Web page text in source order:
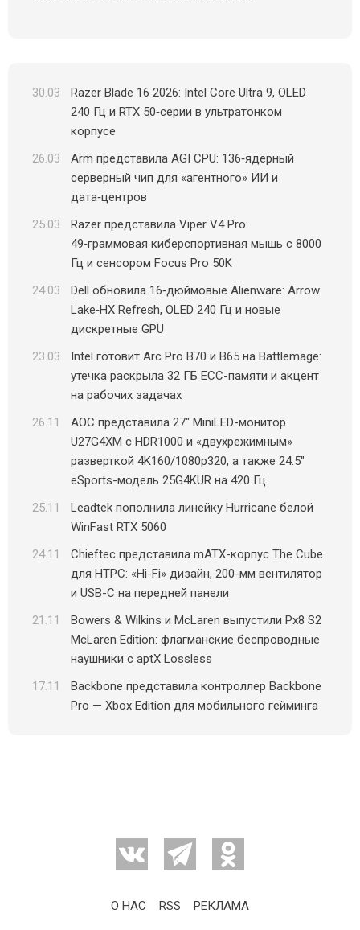
30.03
Razer Blade 16 2026: Intel Core Ultra 9, OLED
240 Гц и RTX 50‑серии в ультратонком
корпусе
26.03
Arm представила AGI CPU: 136‑ядерный
серверный чип для «агентного» ИИ и
дата‑центров
25.03
Razer представила Viper V4 Pro:
49‑граммовая киберспортивная мышь с 8000
Гц и сенсором Focus Pro 50K
24.03
Dell обновила 16‑дюймовые Alienware: Arrow
Lake‑HX Refresh, OLED 240 Гц и новые
дискретные GPU
23.03
Intel готовит Arc Pro B70 и B65 на Battlemage:
утечка раскрыла 32 ГБ ECC-памяти и акцент
на рабочих задачах
26.11
AOC представила 27″ MiniLED-монитор
U27G4XM с HDR1000 и «двухрежимным»
разверткой 4K160/1080p320, а также 24.5″
eSports-модель 25G4KUR на 420 Гц
25.11
Leadtek пополнила линейку Hurricane белой
WinFast RTX 5060
24.11
Chieftec представила mATX-корпус The Cube
для HTPC: «Hi-Fi» дизайн, 200-мм вентилятор
и USB-C на передней панели
21.11
Bowers & Wilkins и McLaren выпустили Px8 S2
McLaren Edition: флагманские беспроводные
наушники с aptX Lossless
17.11
Backbone представила контроллер Backbone
Pro — Xbox Edition для мобильного гейминга
О НАС RSS РЕКЛАМА